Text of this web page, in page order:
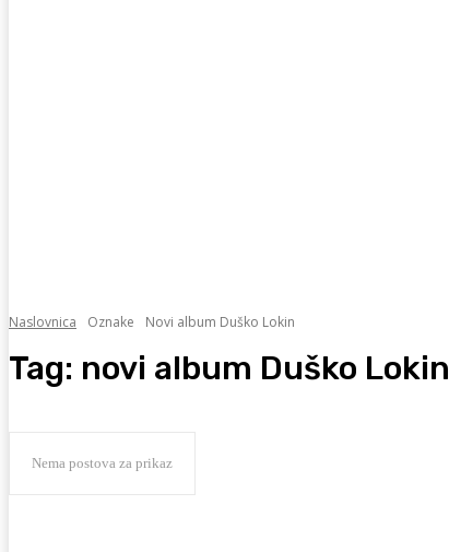
Naslovnica Oznake Novi album Duško Lokin
Tag: novi album Duško Lokin
Nema postova za prikaz